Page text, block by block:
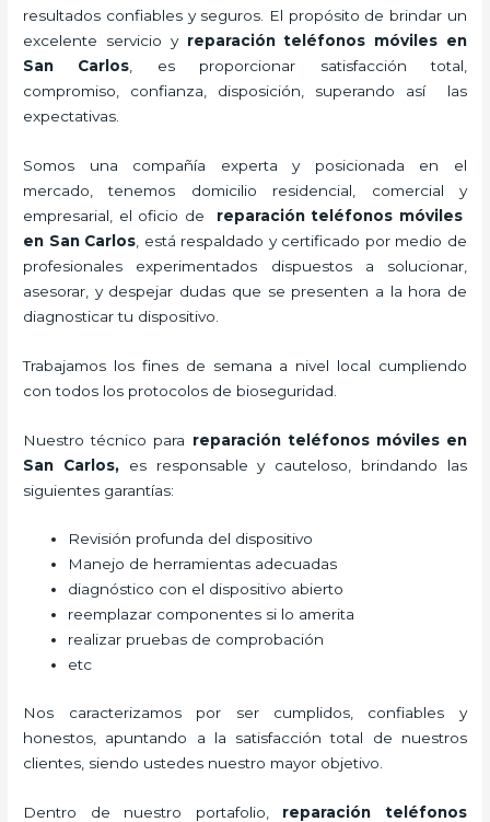
resultados confiables y seguros. El propósito de brindar un
excelente servicio y reparación teléfonos móviles en
San Carlos , es proporcionar satisfacción total,
compromiso, confianza, disposición, superando así las
expectativas.
Somos una compañía experta y posicionada en el
mercado, tenemos domicilio residencial, comercial y
empresarial, el oficio de reparación teléfonos móviles
en San Carlos , está respaldado y certificado por medio de
profesionales experimentados dispuestos a solucionar,
asesorar, y despejar dudas que se presenten a la hora de
diagnosticar tu dispositivo.
Trabajamos los fines de semana a nivel local cumpliendo
con todos los protocolos de bioseguridad.
Nuestro técnico para reparación teléfonos móviles en
San Carlos, es responsable y cauteloso, brindando las
siguientes garantías:
Revisión profunda del dispositivo
Manejo de herramientas adecuadas
diagnóstico con el dispositivo abierto
reemplazar componentes si lo amerita
realizar pruebas de comprobación
etc
Nos caracterizamos por ser cumplidos, confiables y
honestos, apuntando a la satisfacción total de nuestros
clientes, siendo ustedes nuestro mayor objetivo.
Dentro de nuestro portafolio, reparación teléfonos